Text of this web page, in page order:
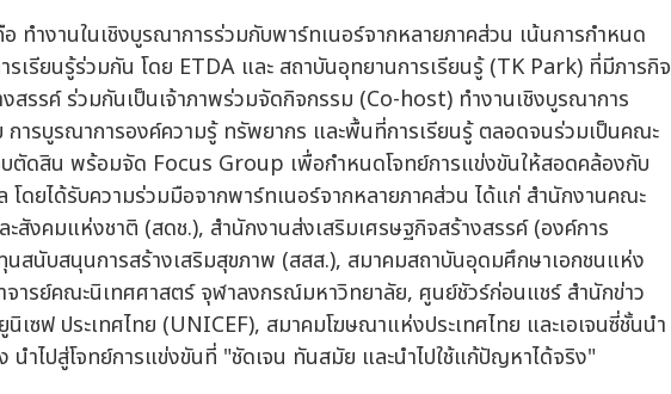
ทำงานในเชิงบูรณาการร่วมกับพาร์ทเนอร์จากหลายภาคส่วน เน้นการกำหนด
รเรียนรู้ร่วมกัน โดย ETDA และ สถาบันอุทยานการเรียนรู้ (TK Park) ที่มีภารกิจ
รรค์ ร่วมกันเป็นเจ้าภาพร่วมจัดกิจกรรม (Co-host) ทำงานเชิงบูรณาการ
ารบูรณาการองค์ความรู้ ทรัพยากร และพื้นที่การเรียนรู้ ตลอดจนร่วมเป็นคณะ
ตัดสิน พร้อมจัด Focus Group เพื่อกำหนดโจทย์การแข่งขันให้สอดคล้องกับ
ดยได้รับความร่วมมือจากพาร์ทเนอร์จากหลายภาคส่วน ได้แก่ สำนักงานคณะ
สังคมแห่งชาติ (สดช.), สำนักงานส่งเสริมเศรษฐกิจสร้างสรรค์ (องค์การ
นสนับสนุนการสร้างเสริมสุขภาพ (สสส.), สมาคมสถาบันอุดมศึกษาเอกชนแห่ง
จารย์คณะนิเทศศาสตร์ จุฬาลงกรณ์มหาวิทยาลัย, ศูนย์ชัวร์ก่อนแชร์ สำนักข่าว
เซฟ ประเทศไทย (UNICEF), สมาคมโฆษณาแห่งประเทศไทย และเอเจนซี่ชั้นนำ
นำไปสู่โจทย์การแข่งขันที่ "ชัดเจน ทันสมัย และนำไปใช้แก้ปัญหาได้จริง"